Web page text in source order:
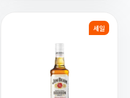
세일